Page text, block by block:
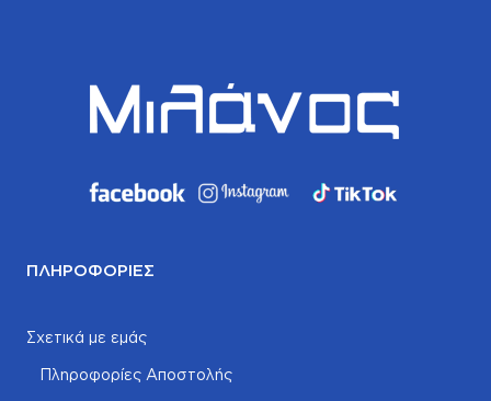
ΠΛΗΡΟΦΟΡΊΕΣ
Σχετικά με εμάς
Πληροφορίες Αποστολής